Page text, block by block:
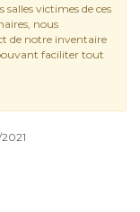
victimes de ces
nous
de notre inventaire
faciliter tout